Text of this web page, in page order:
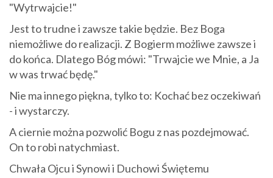
"Wytrwajcie!"
Jest to trudne i zawsze takie będzie. Bez Boga
niemożliwe do realizacji. Z Bogierm możliwe zawsze i
do końca. Dlatego Bóg mówi: "Trwajcie we Mnie, a Ja
w was trwać będę."
Nie ma innego piękna, tylko to: Kochać bez oczekiwań
- i wystarczy.
A ciernie można pozwolić Bogu z nas pozdejmować.
On to robi natychmiast.
Chwała Ojcu i Synowi i Duchowi Świętemu